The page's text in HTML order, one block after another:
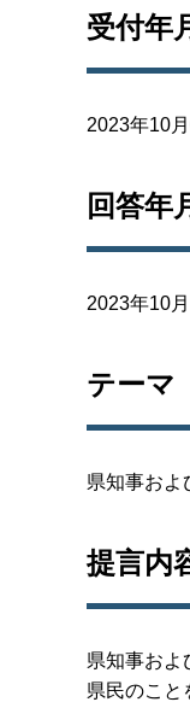
受付年
2023年10
回答年
2023年10
テーマ
県知事およ
提言内
県知事およ
県民のこと